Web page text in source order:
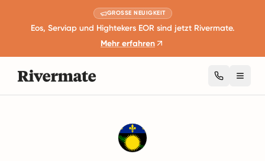
GROSSE NEUIGKEIT
Eos, Serviap und Hightekers EOR sind jetzt Rivermate.
Mehr erfahren